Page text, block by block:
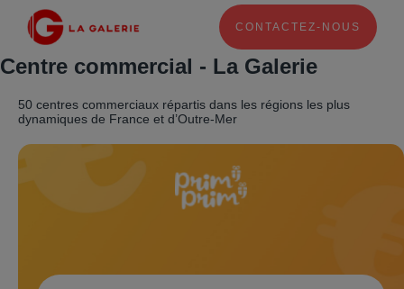
CONTACTEZ-NOUS
Centre commercial - La Galerie
50 centres commerciaux répartis dans les régions les plus
dynamiques de France et d’Outre-Mer